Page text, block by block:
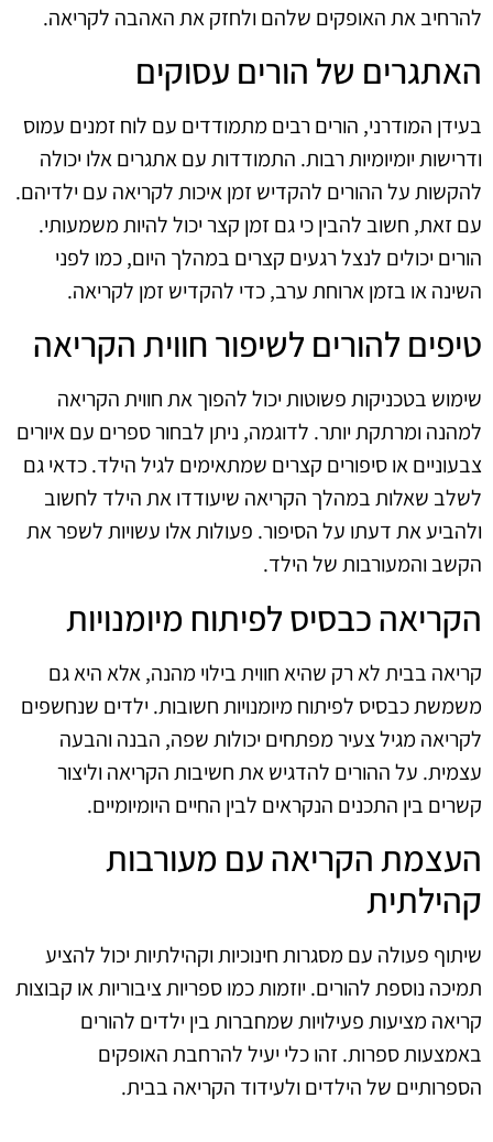
להרחיב את האופקים שלהם ולחזק את האהבה לקריאה.
האתגרים של הורים עסוקים
בעידן המודרני, הורים רבים מתמודדים עם לוח זמנים עמוס
ודרישות יומיומיות רבות. התמודדות עם אתגרים אלו יכולה
להקשות על ההורים להקדיש זמן איכות לקריאה עם ילדיהם.
עם זאת, חשוב להבין כי גם זמן קצר יכול להיות משמעותי.
הורים יכולים לנצל רגעים קצרים במהלך היום, כמו לפני
השינה או בזמן ארוחת ערב, כדי להקדיש זמן לקריאה.
טיפים להורים לשיפור חווית הקריאה
שימוש בטכניקות פשוטות יכול להפוך את חווית הקריאה
למהנה ומרתקת יותר. לדוגמה, ניתן לבחור ספרים עם איורים
צבעוניים או סיפורים קצרים שמתאימים לגיל הילד. כדאי גם
לשלב שאלות במהלך הקריאה שיעודדו את הילד לחשוב
ולהביע את דעתו על הסיפור. פעולות אלו עשויות לשפר את
הקשב והמעורבות של הילד.
הקריאה כבסיס לפיתוח מיומנויות
קריאה בבית לא רק שהיא חווית בילוי מהנה, אלא היא גם
משמשת כבסיס לפיתוח מיומנויות חשובות. ילדים שנחשפים
לקריאה מגיל צעיר מפתחים יכולות שפה, הבנה והבעה
עצמית. על ההורים להדגיש את חשיבות הקריאה וליצור
קשרים בין התכנים הנקראים לבין החיים היומיומיים.
העצמת הקריאה עם מעורבות
קהילתית
שיתוף פעולה עם מסגרות חינוכיות וקהילתיות יכול להציע
תמיכה נוספת להורים. יוזמות כמו ספריות ציבוריות או קבוצות
קריאה מציעות פעילויות שמחברות בין ילדים להורים
באמצעות ספרות. זהו כלי יעיל להרחבת האופקים
הספרותיים של הילדים ולעידוד הקריאה בבית.